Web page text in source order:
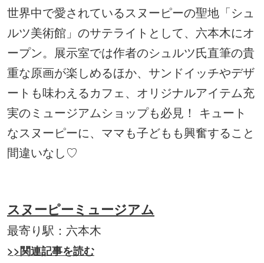
世界中で愛されているスヌーピーの聖地「シュ
ルツ美術館」のサテライトとして、六本木にオ
ープン。展示室では作者のシュルツ氏直筆の貴
重な原画が楽しめるほか、サンドイッチやデザ
ートも味わえるカフェ、オリジナルアイテム充
実のミュージアムショップも必見！ キュート
なスヌーピーに、ママも子どもも興奮すること
間違いなし♡
スヌーピーミュージアム
最寄り駅：六本木
>>関連記事を読む